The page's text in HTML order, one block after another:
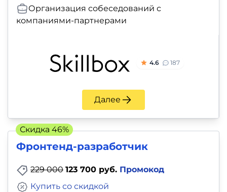
Организация собеседований с
компаниями-партнерами
4.6 187
Далее
Фронтенд-разработчик
229 000 123 700 руб. Промокод
Купить со скидкой
Скидка 46%